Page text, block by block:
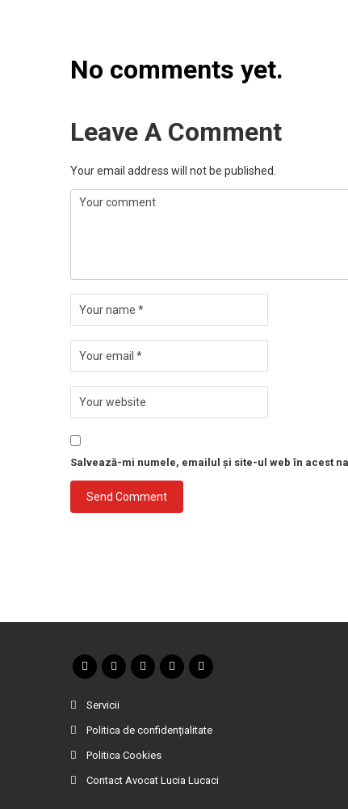
No comments yet.
Leave A Comment
Your email address will not be published.
Salvează-mi numele, emailul și site-ul web în acest
Servicii
Politica de confidențialitate
Politica Cookies
Contact Avocat Lucia Lucaci